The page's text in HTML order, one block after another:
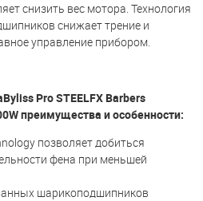
снизить вес мотора. Технология
снижает трение и
управление прибором.
Pro STEELFX Barbers
преимущества и особенности:
позволяет добиться
фена при меньшей
шарикоподшипников